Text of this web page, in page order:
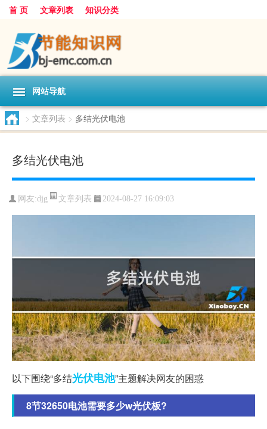
首 页 文章列表 知识分类
网站导航
> 文章列表 > 多结光伏电池
多结光伏电池
网友:djg 文章列表 2024-08-27 16:09:03
以下围绕“多结光伏电池”主题解决网友的困惑
8节32650电池需要多少w光伏板?